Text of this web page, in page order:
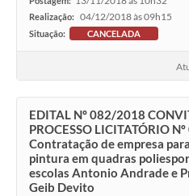
Realização: 04/12/2018 às 09h15
Situação: CANCELADA
EDITAL Nº 082/2018
PROCESSO LICITATÓRIO
Contratação de empresa
pintura em quadras
escolas Antonio Andrade e
Geib Devito